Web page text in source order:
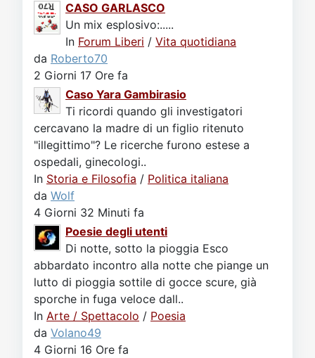
CASO GARLASCO
Un mix esplosivo:.....
In Forum Liberi / Vita quotidiana
da Roberto70
2 Giorni 17 Ore fa
Caso Yara Gambirasio
Ti ricordi quando gli investigatori
cercavano la madre di un figlio ritenuto
"illegittimo"? Le ricerche furono estese a
ospedali, ginecologi..
In Storia e Filosofia / Politica italiana
da Wolf
4 Giorni 32 Minuti fa
Poesie degli utenti
Di notte, sotto la pioggia Esco
abbardato incontro alla notte che piange un
lutto di pioggia sottile di gocce scure, già
sporche in fuga veloce dall..
In Arte / Spettacolo / Poesia
da Volano49
4 Giorni 16 Ore fa